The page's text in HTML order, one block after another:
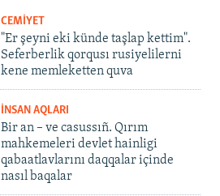
CEMİYET
"Er şeyni eki künde taşlap kettim".
Seferberlik qorqusı rusiyelilerni
kene memleketten quva
İNSAN AQLARI
Bir an – ve casussıñ. Qırım
mahkemeleri devlet hainligi
qabaatlavlarını daqqalar içinde
nasıl baqalar